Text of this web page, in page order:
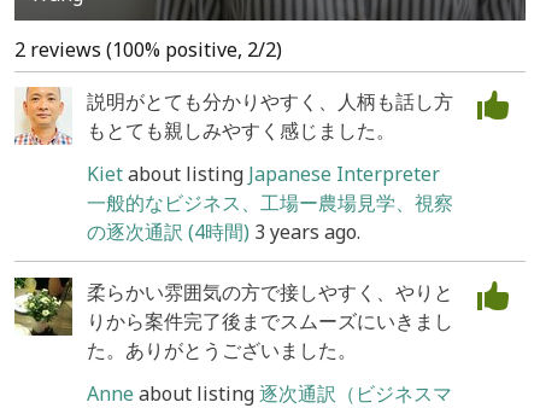
2 reviews (100% positive, 2/2)
説明がとても分かりやすく、人柄も話し方
もとても親しみやすく感じました。
Kietabout listing Japanese Interpreter
一般的なビジネス、工場ー農場見学、視察
の逐次通訳 (4時間) 3 years ago.
柔らかい雰囲気の方で接しやすく、やりと
りから案件完了後までスムーズにいきまし
た。ありがとうございました。
Anneabout listing逐次通訳（ビジネスマ